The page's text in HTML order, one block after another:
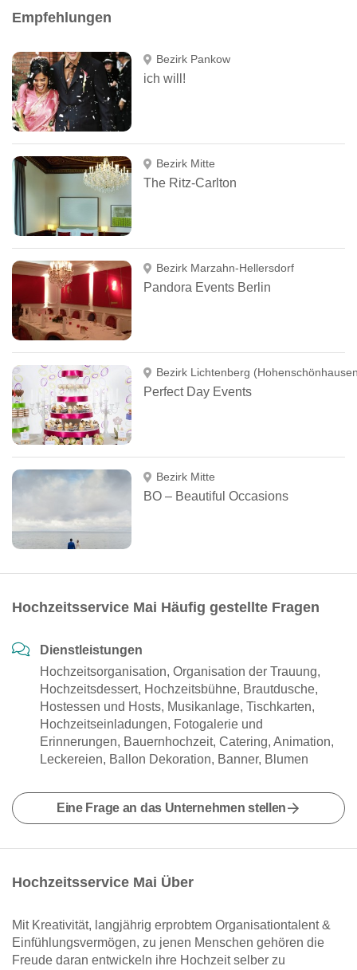
Empfehlungen
Bezirk Pankow
ich will!
Bezirk Mitte
The Ritz-Carlton
Bezirk Marzahn-Hellersdorf
Pandora Events Berlin
Bezirk Lichtenberg
Perfect Day Events
Bezirk Mitte
BO – Beautiful Occasions
Hochzeitsservice Mai Häufig gestellte Fragen
Dienstleistungen
Hochzeitsorganisation, Organisation der Trauung,
Hochzeitsdessert, Hochzeitsbühne, Brautdusche,
Hostessen und Hosts, Musikanlage, Tischkarten,
Hochzeitseinladungen, Fotogalerie und
Erinnerungen, Bauernhochzeit, Catering, Animation,
Leckereien, Ballon Dekoration, Banner, Blumen
Eine Frage an das Unternehmen stellen
Hochzeitsservice Mai Über
Mit Kreativität, langjährig erprobtem Organisationtalent &
Einfühlungsvermögen, zu jenen Menschen gehören die
Freude daran entwickeln ihre Hochzeit selber zu